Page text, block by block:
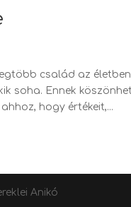
család az
soha. Ennek
hogy értékeit,...
Anikó